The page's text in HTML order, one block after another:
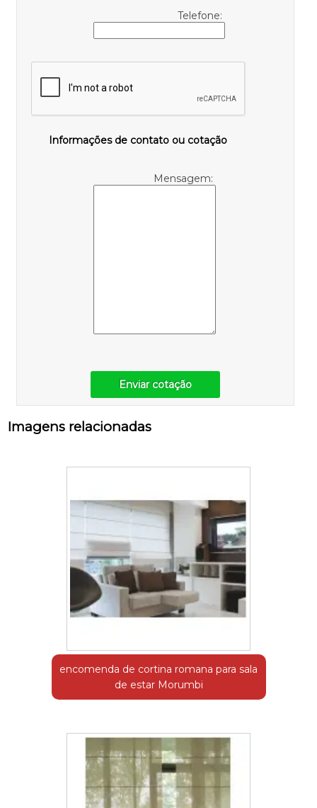
Telefone:
Informações de contato ou cotação
Mensagem:
Enviar cotação
Imagens relacionadas
encomenda de cortina romana para sala
de estar Morumbi